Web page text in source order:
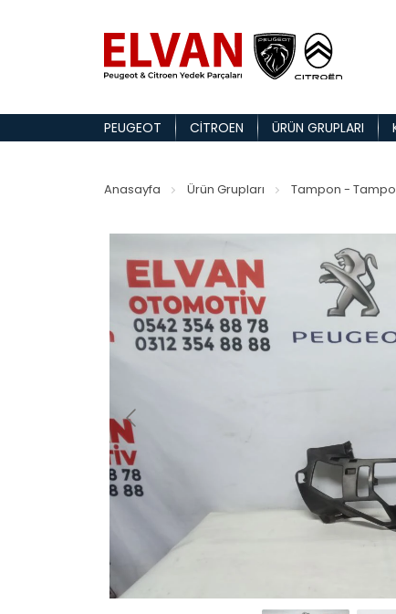
PEUGEOT CITROEN ÜRÜN GRUPLARI
Anasayfa Ürün Grupları Tampon -